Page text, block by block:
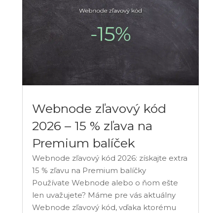
Webnode zľavový kód
2026 – 15 % zľava na
Premium balíček
Webnode zľavový kód 2026: získajte extra
15 % zľavu na Premium balíčky
Používate Webnode alebo o ňom ešte
len uvažujete? Máme pre vás aktuálny
Webnode zľavový kód, vďaka ktorému